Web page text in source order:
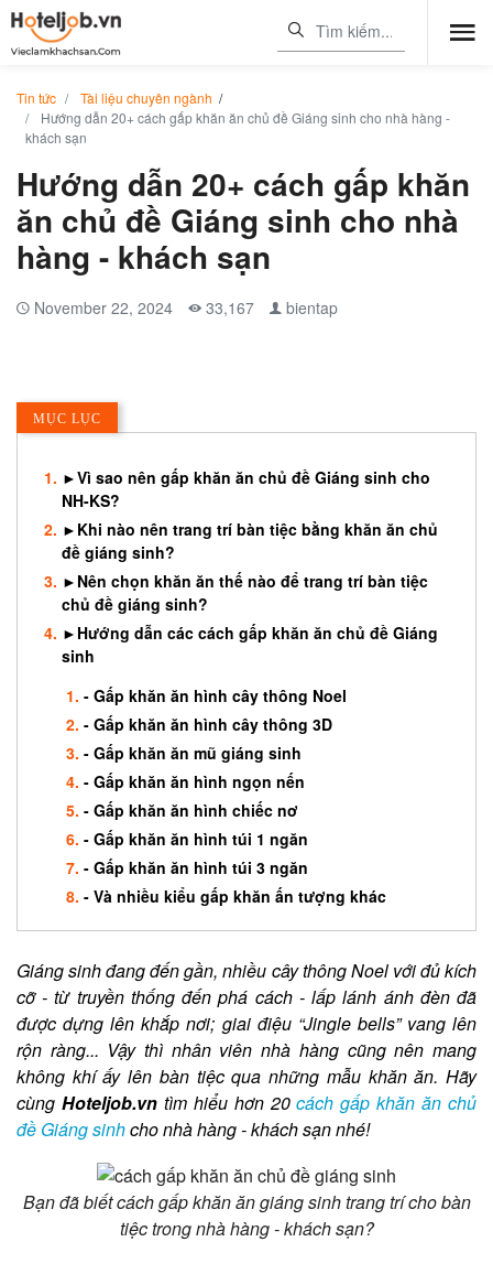
Tin tức Tài liệu chuyên ngành /
Hướng dẫn 20+ cách gấp khăn ăn chủ đề Giáng sinh cho nhà hàng -
khách sạn
Hướng dẫn 20+ cách gấp khăn
ăn chủ đề Giáng sinh cho nhà
hàng - khách sạn
November 22, 2024 33,167 bientap
MỤC LỤC
►Vì sao nên gấp khăn ăn chủ đề Giáng sinh cho
NH-KS?
►Khi nào nên trang trí bàn tiệc bằng khăn ăn chủ
đề giáng sinh?
►Nên chọn khăn ăn thế nào để trang trí bàn tiệc
chủ đề giáng sinh?
►Hướng dẫn các cách gấp khăn ăn chủ đề Giáng
sinh
- Gấp khăn ăn hình cây thông Noel
- Gấp khăn ăn hình cây thông 3D
- Gấp khăn ăn mũ giáng sinh
- Gấp khăn ăn hình ngọn nến
- Gấp khăn ăn hình chiếc nơ
- Gấp khăn ăn hình túi 1 ngăn
- Gấp khăn ăn hình túi 3 ngăn
​- Và nhiều kiểu gấp khăn ấn tượng khác
Giáng sinh đang đến gần, nhiều cây thông Noel với đủ kích
cỡ - từ truyền thống đến phá cách - lấp lánh ánh đèn đã
được dựng lên khắp nơi; giai điệu “Jingle bells” vang lên
rộn ràng... Vậy thì nhân viên nhà hàng cũng nên mang
không khí ấy lên bàn tiệc qua những mẫu khăn ăn. Hãy
cùng Hoteljob.vntìm hiểu hơn 20cách gấp khăn ăn chủ
đề Giáng sinhcho nhà hàng - khách sạn nhé!
Bạn đã biết cách gấp khăn ăn giáng sinh trang trí cho bàn
tiệc trong nhà hàng - khách sạn?